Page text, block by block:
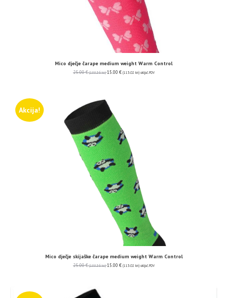
Mico dječje čarape medium weight Warm Control
25.00€ (188.36 kn) 15.00 € (113.02 kn) uključ. PDV
Akcija!
Mico dječje skijaške čarape medium weight Warm Control
25.00€ (188.36 kn) 15.00 € (113.02 kn) uključ. PDV